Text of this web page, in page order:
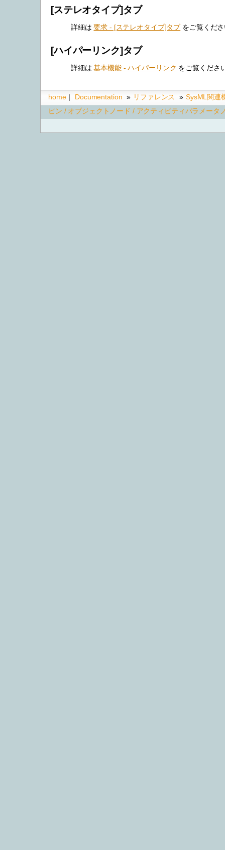
[ステレオタイプ]タブ
詳細は要求 - [ステレオタイプ]タブ をご覧くだ
[ハイパーリンク]タブ
詳細は基本機能 - ハイパーリンク をご覧くださ
home | Documentation » リファレンス » SysML関連
ピン / オブジェクトノード / アクティビティパラメータ